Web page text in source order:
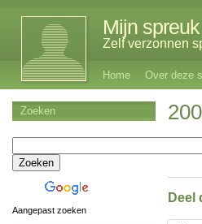
Mijn
Zelf verzonnen
Home Over deze
Deel
Zoeken
Aangepast zoeken